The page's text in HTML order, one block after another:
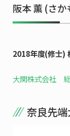
教
共
研
5年
国
サ
卒
就
入試情
研
イ
阪本 薫 (さ
2018年度(修士)
大関株式会社
奈良先